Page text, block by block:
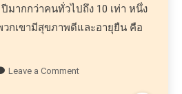
มากกว่าคนทั่วไปถึง 10 เท่า หนึ่ง
กเขามีสุขภาพดีและอายุยืน คือ
Leave a Comment